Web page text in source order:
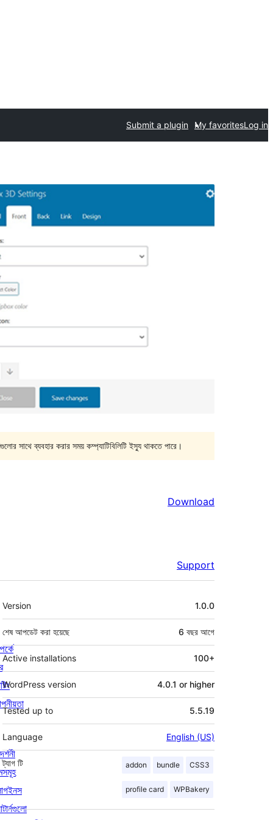
Submit a plugin My favoritesLog in
সাথে ব্যবহার করার সময় কম্প্যাটিবিলিটি ইস্যু থাকতে পারে।
Download
Support
মেটা
Version 1.0.0
শেষ আপডেট করা হয়েছে 6 বছর আগে
Active installations 100+
WordPress version 4.0.1 or higher
Tested up to 5.5.19
Language English (US)
ট্যাগ addon bundle CSS3
profile card WPBakery
টি